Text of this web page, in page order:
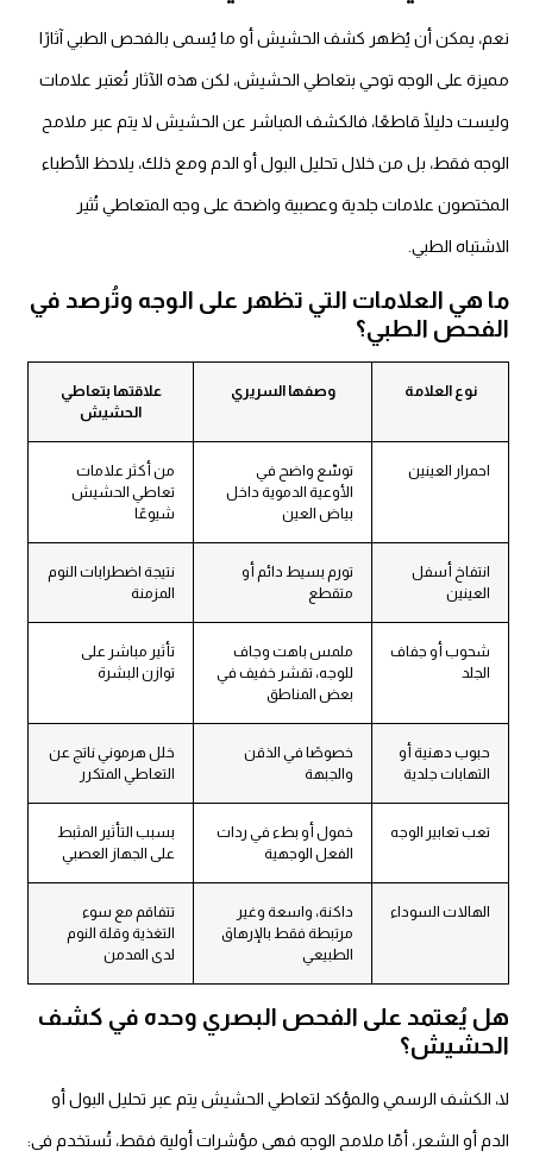
يمكن أن يُظهر كشف الحشيش أو ما يُسمى بالفحص الطبي آثارًا
على الوجه توحي بتعاطي الحشيش، لكن هذه الآثار تُعتبر علامات
دليلًا قاطعًا، فالكشف المباشر عن الحشيش لا يتم عبر ملامح
فقط، بل من خلال تحليل البول أو الدم ومع ذلك، يلاحظ الأطباء
علامات جلدية وعصبية واضحة على وجه المتعاطي تُثير
الطبي.
هي العلامات التي تظهر على الوجه وتُرصد في
الطبي؟
نوع العلامة وصفها السريري
علاقتها بتعاطي
الحشيش
احمرار العينين
توسّع واضح في
الأوعية الدموية داخل
بياض العين
من أكثر علامات
تعاطي الحشيش
شيوعًا
انتفاخ أسفل
العينين
تورم بسيط دائم أو
متقطع
نتيجة اضطرابات النوم
المزمنة
شحوب أو جفاف
ملمس باهت وجاف
للوجه، تقشر خفيف في
بعض المناطق
تأثير مباشر على
توازن البشرة
حبوب دهنية أو
التهابات جلدية
خصوصًا في الذقن
والجبهة
خلل هرموني ناتج عن
التعاطي المتكرر
تعب تعابير الوجه
خمول أو بطء في ردات
الفعل الوجهية
بسبب التأثير المثبط
على الجهاز العصبي
الهالات السوداء
داكنة، واسعة وغير
مرتبطة فقط بالإرهاق
الطبيعي
تتفاقم مع سوء
التغذية وقلة النوم
لدى المدمن
يُعتمد على الفحص البصري وحده في كشف
الكشف الرسمي والمؤكد لتعاطي الحشيش يتم عبر تحليل البول أو
أو الشعر، أمّا ملامح الوجه فهي مؤشرات أولية فقط، تُستخدم في: